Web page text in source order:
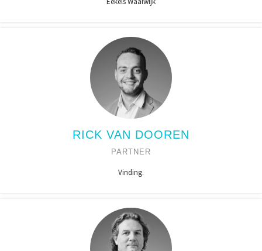
RICK VAN DOOREN
PARTNER
Vinding.